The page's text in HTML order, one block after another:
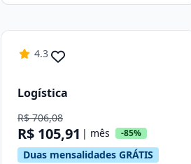
4.3
Logística
R$ 706,08
R$ 105,91 | mês -85%
Duas mensalidades GRÁTIS